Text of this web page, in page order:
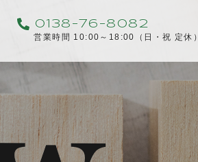
0138-76-8082
営業時間 10:00～18:00（日・祝 定休）